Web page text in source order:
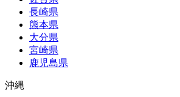
長崎県
熊本県
大分県
宮崎県
鹿児島県
沖縄